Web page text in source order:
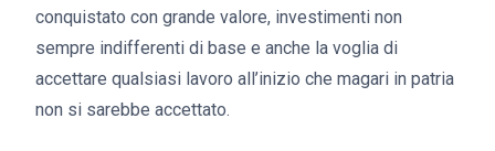
conquistato con grande valore, investimenti non
sempre indifferenti di base e anche la voglia di
accettare qualsiasi lavoro all’inizio che magari in patria
non si sarebbe accettato.